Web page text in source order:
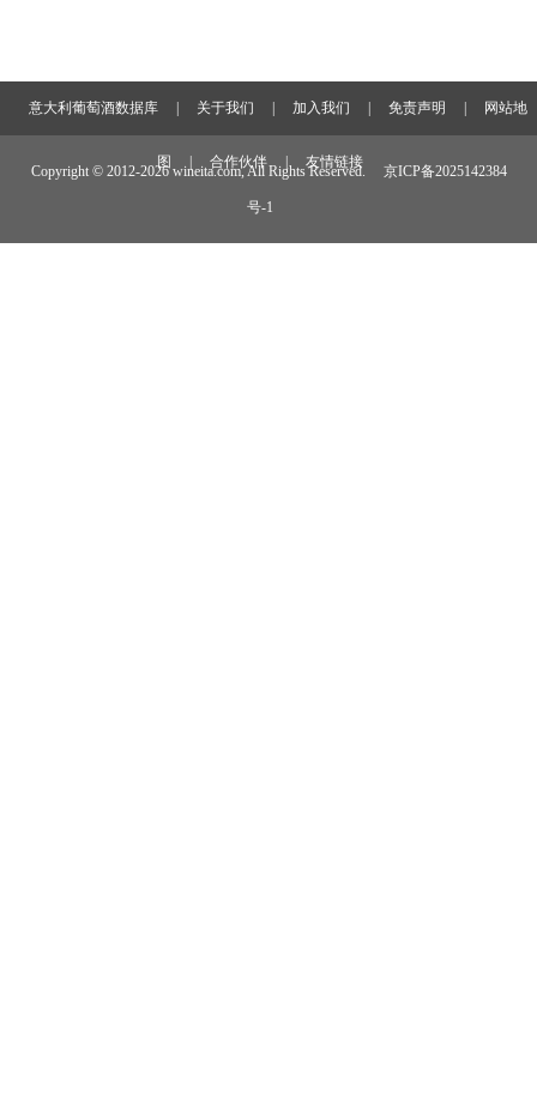
意大利葡萄酒数据库 关于我们 加入我们 免责声明 网站地
图 合作伙伴 友情链接
Copyright © 2012-2026 wineita.com, All Rights Reserved. 京ICP备2025142384
号-1